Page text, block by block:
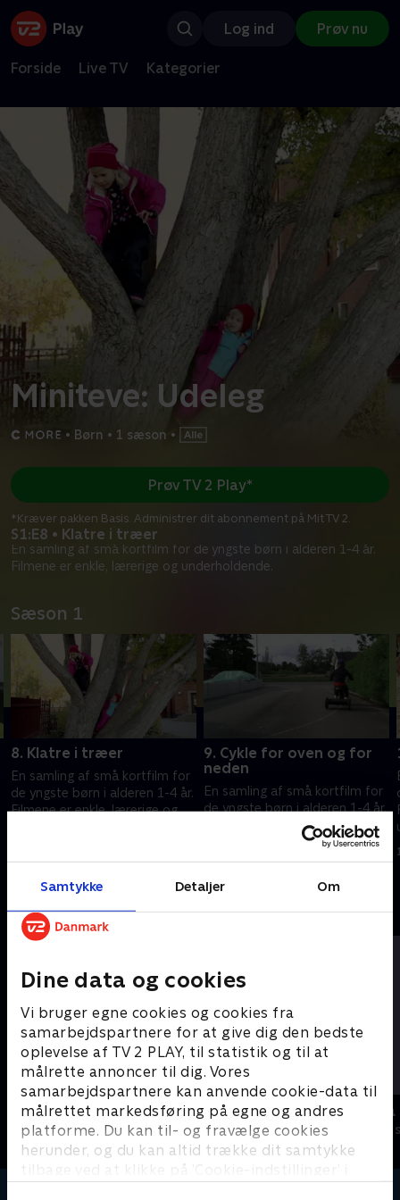
Samtykke Detaljer Om
Dine data og cookies
Vi bruger egne cookies og cookies fra
samarbejdspartnere for at give dig den bedste
oplevelse af TV 2 PLAY, til statistik og til at
målrette annoncer til dig. Vores
samarbejdspartnere kan anvende cookie-data til
målrettet markedsføring på egne og andres
platforme. Du kan til- og fravælge cookies
herunder, og du kan altid trække dit samtykke
tilbage ved at klikke på ’Cookie-indstillinger’ i
Log ind Prøv nu
Forside Live TV Kategorier
Miniteve: Udeleg
• Børn • 1 sæson •
S1:E8 • Klatre i træer
En samling af små kortfilm for de yngste børn i alderen 1-4 år.
Filmene er enkle, lærerige og underholdende.
Prøv TV 2 Play*
*Kræver pakken Basis. Administrer dit abonnement på Mit TV 2.
Sæson 1
8. Klatre i træer
En samling af små kortfilm for
de yngste børn i alderen 1-4 år.
Filmene er enkle, lærerige og
9. Cykle for oven og for
neden
En samling af små kortfilm for
de yngste børn i alderen 1-4 år.
Filmene er enkle, lærerige og
Andre så også
Miniteve: Transportmidler
Børneserier • 1 sæsoner
Miniteve:
Børneserier • 1